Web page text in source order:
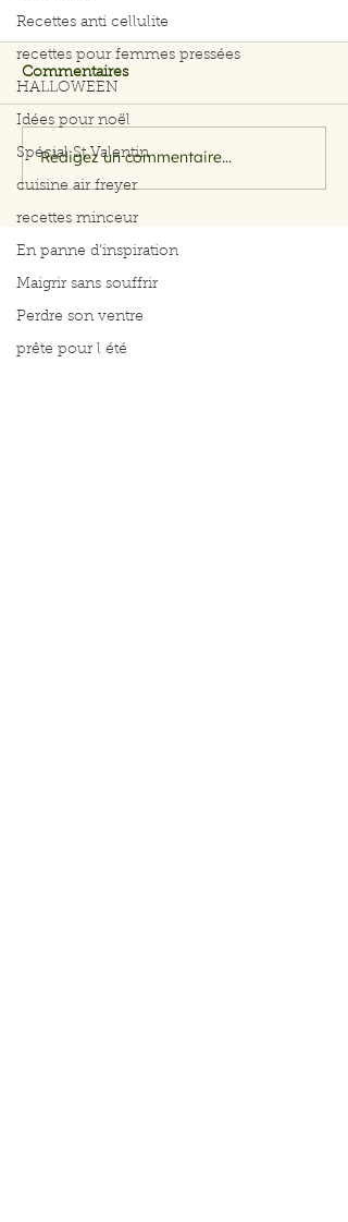
Recettes anti cellulite
recettes pour femmes pressées
HALLOWEEN
Idées pour noël
Spécial St Valentin
cuisine air freyer
recettes minceur
En panne d'inspiration
Maigrir sans souffrir
Perdre son ventre
prête pour l été
Salade rapide d’avocat,
pomme et crevettes
Commentaires
Rédigez un commentaire...